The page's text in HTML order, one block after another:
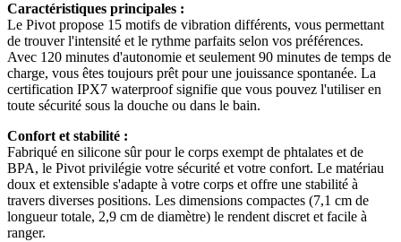
Caractéristiques principales :
Le Pivot propose 15 motifs de vibration différents, vous permettant
de trouver l'intensité et le rythme parfaits selon vos préférences.
Avec 120 minutes d'autonomie et seulement 90 minutes de temps de
charge, vous êtes toujours prêt pour une jouissance spontanée. La
certification IPX7 waterproof signifie que vous pouvez l'utiliser en
toute sécurité sous la douche ou dans le bain.
Confort et stabilité :
Fabriqué en silicone sûr pour le corps exempt de phtalates et de
BPA, le Pivot privilégie votre sécurité et votre confort. Le matériau
doux et extensible s'adapte à votre corps et offre une stabilité à
travers diverses positions. Les dimensions compactes (7,1 cm de
longueur totale, 2,9 cm de diamètre) le rendent discret et facile à
ranger.